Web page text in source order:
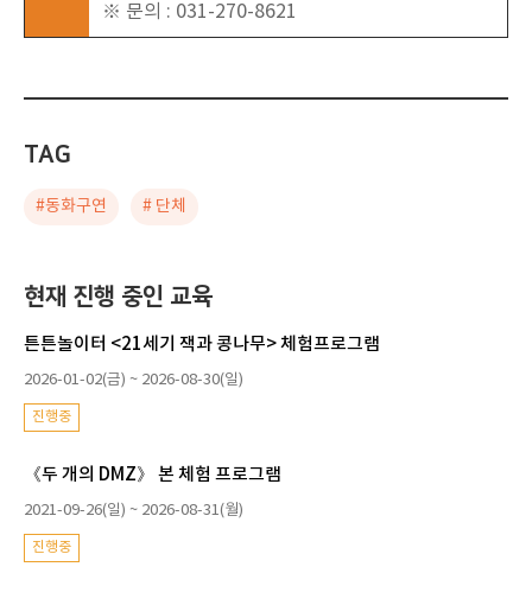
※ 문의 : 031-270-8621
TAG
#동화구연 # 단체
현재 진행 중인 교육
튼튼놀이터 <21세기 잭과 콩나무> 체험프로그램
2026-01-02(금) ~ 2026-08-30(일)
진행중
《두 개의 DMZ》 본 체험 프로그램
2021-09-26(일) ~ 2026-08-31(월)
진행중